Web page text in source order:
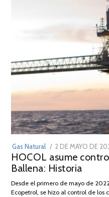
Gas Natural
POSTED
ON
2 DE MAYO DE
HOCOL asume
Ballena: Historia
Desde el primero de mayo de
Ecopetrol, se hizo al control de los